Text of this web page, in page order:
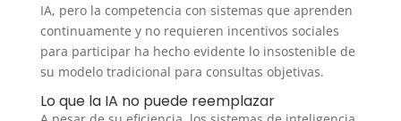
IA, pero la competencia con sistemas que aprenden
continuamente y no requieren incentivos sociales
para participar ha hecho evidente lo insostenible de
su modelo tradicional para consultas objetivas.
Lo que la IA no puede reemplazar